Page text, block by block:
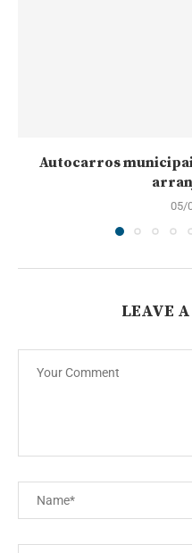
Autocarros
05/
LEAVE